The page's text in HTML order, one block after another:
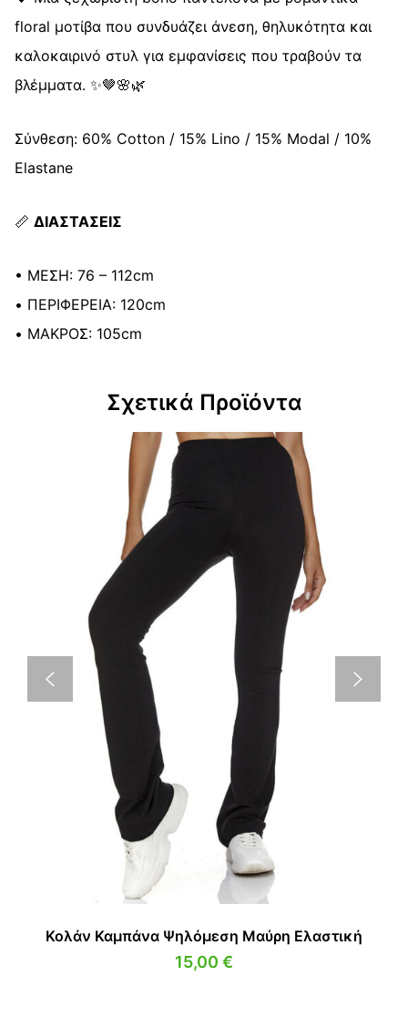
floral μοτίβα που συνδυάζει άνεση, θηλυκότητα και
καλοκαιρινό στυλ για εμφανίσεις που τραβούν τα
βλέμματα. ✨🤎🌸🌿
Σύνθεση: 60% Cotton / 15% Lino / 15% Modal / 10%
Elastane
📏 ΔΙΑΣΤΑΣΕΙΣ
• ΜΕΣΗ: 76 – 112cm
• ΠΕΡΙΦΕΡΕΙΑ: 120cm
• ΜΑΚΡΟΣ: 105cm
Σχετικά Προϊόντα
Κολάν Καμπάνα Ψηλόμεση Μαύρη Ελαστική
15,00 €